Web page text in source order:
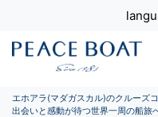
エホアラ(マダガスカル)のクルーズ
出会いと感動が待つ世界一周の船旅